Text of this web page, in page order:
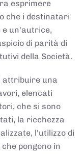
esprimere
che i destinatari
e un'autrice,
di parità di
della Società.
attribuire una
elencati
che si sono
la ricchezza
l'utilizzo di
pongono in